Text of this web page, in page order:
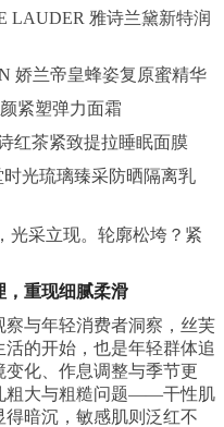
LAUDER 雅诗兰黛新特润
娇兰帝皇蜂姿复原蜜精华
紧塑弹力面霜
红茶紧致提拉睡眠面膜
时光琉璃臻采防晒隔离乳
光采立现。轮廓松垮？紧
，重现细腻柔滑
与年轻消费者洞察，丝芙
的开始，也是年轻群体追
化、作息调整与季节更
粗大与粗糙问题——干性肌
暗沉，敏感肌则泛红不